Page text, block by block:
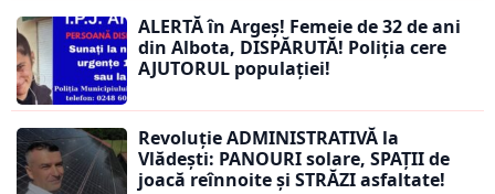
ALERTĂ în Argeș! Femeie de 32 de ani
din Albota, DISPĂRUTĂ! Poliția cere
AJUTORUL populației!
Revoluție ADMINISTRATIVĂ la
Vlădești: PANOURI solare, SPAȚII de
joacă reînnoite și STRĂZI asfaltate!